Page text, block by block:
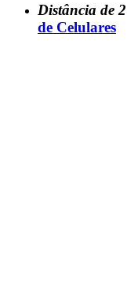
Distância de
de Celulares